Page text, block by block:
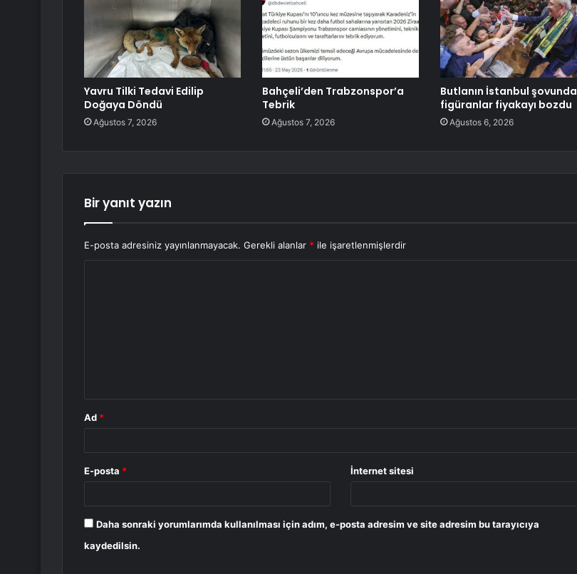
Yavru Tilki Tedavi Edilip
Doğaya Döndü
Ağustos 7, 2026
Bahçeli’den Trabzonspor’a
Tebrik
Ağustos 7, 2026
Butlanın İstanbul şovunda
figüranlar fiyakayı bozdu
Ağustos 6, 2026
Bir yanıt yazın
E-posta adresiniz yayınlanmayacak. Gerekli alanlar * ile işaretlenmişlerdir
Ad *
E-posta * İnternet sitesi
Daha sonraki yorumlarımda kullanılması için adım, e-posta adresim ve site adresim bu tarayıcıya
kaydedilsin.